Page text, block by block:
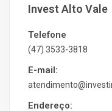
Invest Alto Vale
Telefone
(47) 3533-3818
E-mail:
Endereço: